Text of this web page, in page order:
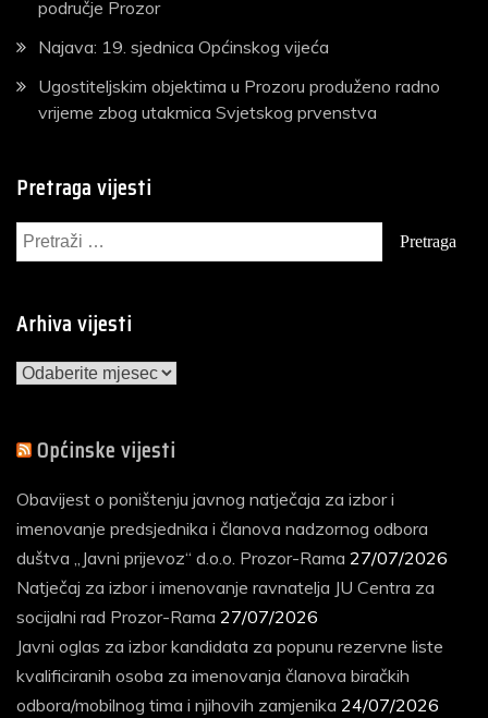
područje Prozor
Najava: 19. sjednica Općinskog vijeća
Ugostiteljskim objektima u Prozoru produženo radno
vrijeme zbog utakmica Svjetskog prvenstva
Pretraga vijesti
Pretraga:
Arhiva vijesti
Arhiva
Općinske vijesti
Obavijest o poništenju javnog natječaja za izbor i
imenovanje predsjednika i članova nadzornog odbora
duštva „Javni prijevoz“ d.o.o. Prozor-Rama 27/07/2026
Natječaj za izbor i imenovanje ravnatelja JU Centra za
socijalni rad Prozor-Rama 27/07/2026
Javni oglas za izbor kandidata za popunu rezervne liste
kvalificiranih osoba za imenovanja članova biračkih
odbora/mobilnog tima i njihovih zamjenika 24/07/2026